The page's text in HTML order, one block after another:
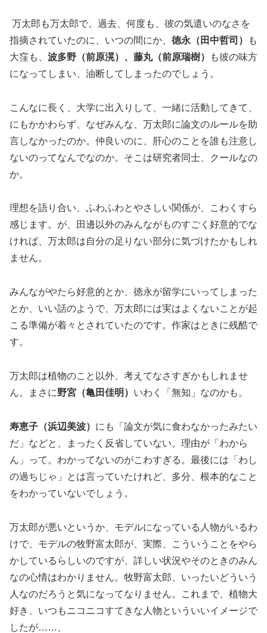
万太郎も万太郎で。過去、何度も、彼の気遣いのなさを
指摘されていたのに、いつの間にか、 徳永（田中哲司）
も
大窪も、 波多野（前原滉）、藤丸（前原瑞樹）
も彼の味方
になってしまい、油断してしまったのでしょう。
こんなに長く、大学に出入りして、一緒に活動してきて、
にもかかわらず、なぜみんな、万太郎に論文のルールを助
言しなかったのか。仲良いのに、肝心のことを誰も注意し
ないのってなんでなのか。そこは研究者同士、クールなの
か。
理想を語り合い、ふわふわとやさしい関係が、こわくすら
感じます。が、田邊以外のみんながものすごく好意的でな
ければ、万太郎は自分の足りない部分に気づけたかもしれ
ません。
みんながやたら好意的とか、徳永が留学にいってしまった
とか、いい話のようで、万太郎には実はよくないことが起
こる準備が着々とされていたのです。作家はときに残酷で
す。
万太郎は植物のこと以外、考えてなさすぎかもしれませ
ん。まさに野宮（亀田佳明） いわく「無知」なのかも。
寿恵子（浜辺美波） にも「論文が気に食わなかったみたい
だ」などと、まったく反省していない。理由が「わから
ん」って。わかってないのがこわすぎる。最後には「わし
の過ちじゃ」とは言っていたけれど、多分、根本的なこと
をわかっていないでしょう。
万太郎が悪いというか、モデルになっている人物がいるわ
けで、モデルの牧野富太郎が、実際、こういうことをやら
かしているらしいのですが、詳しい状況やそのときのみん
なの心情はわかりません。牧野富太郎、いったいどういう
人なのだろうと気になってなりません。これまで、植物大
好き、いつもニコニコすてきな人物といういいイメージで
したが……、